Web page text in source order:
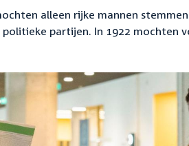
alleen rijke mannen
partijen. In 1922 mochten